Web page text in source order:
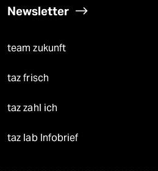
Newsletter
team zukunft
taz frisch
taz zahl ich
taz lab Infobrief